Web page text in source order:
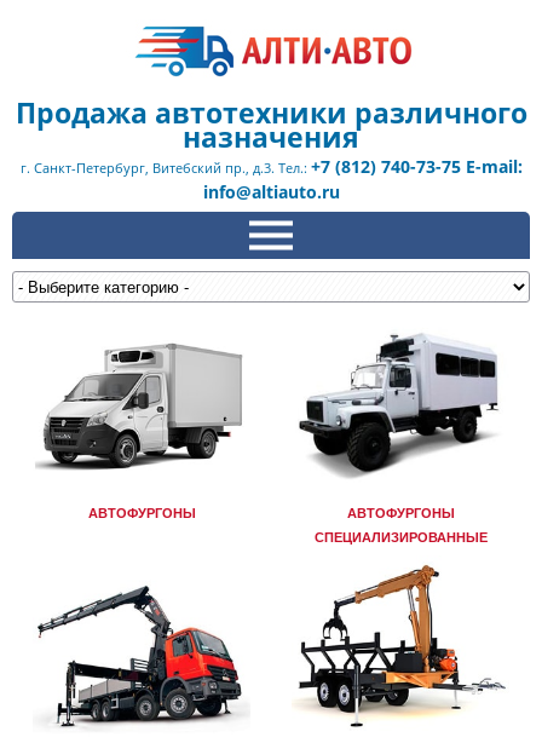
Продажа автотехники различного
назначения
г. Санкт-Петербург, Витебский пр., д.3. Тел.: +7 (812) 740-73-75 E-mail:
info@altiauto.ru
АВТОФУРГОНЫ
АВТОФУРГОНЫ
СПЕЦИАЛИЗИРОВАННЫЕ